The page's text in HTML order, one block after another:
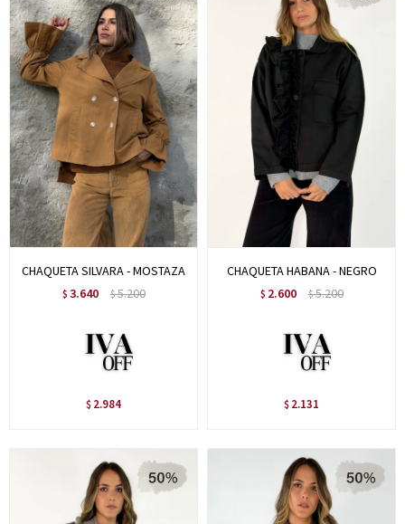
CHAQUETA SILVARA - MOSTAZA
$ 3.640 $5.200
$ 2.984
CHAQUETA HABANA - NEGRO
$ 2.600 $5.200
$ 2.131